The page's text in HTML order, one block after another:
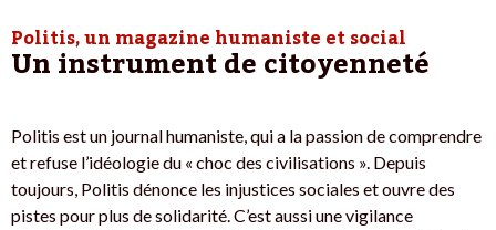
Politis, un magazine humaniste et social
Un instrument de citoyenneté
Politis est un journal humaniste, qui a la passion de comprendre
et refuse l’idéologie du « choc des civilisations ». Depuis
toujours, Politis dénonce les injustices sociales et ouvre des
pistes pour plus de solidarité. C’est aussi une vigilance